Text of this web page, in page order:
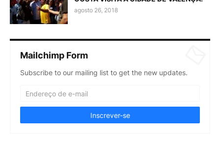
agosto 26, 2018
Mailchimp Form
Subscribe to our mailing list to get the new updates.